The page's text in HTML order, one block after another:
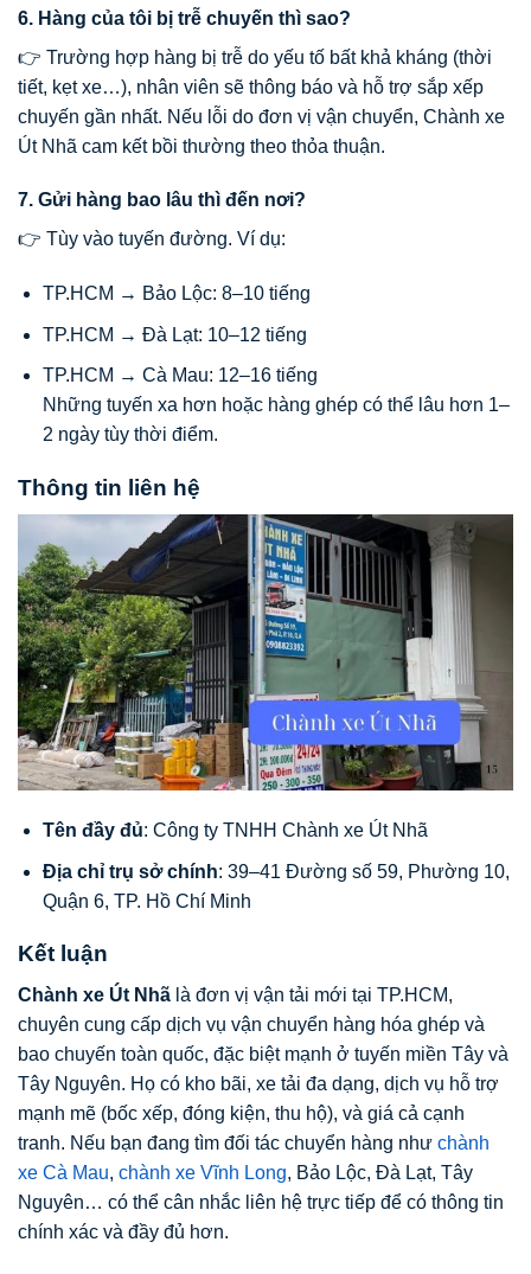
6. Hàng của tôi bị trễ chuyến thì sao?
👉 Trường hợp hàng bị trễ do yếu tố bất khả kháng (thời
tiết, kẹt xe…), nhân viên sẽ thông báo và hỗ trợ sắp xếp
chuyến gần nhất. Nếu lỗi do đơn vị vận chuyển, Chành xe
Út Nhã cam kết bồi thường theo thỏa thuận.
7. Gửi hàng bao lâu thì đến nơi?
👉 Tùy vào tuyến đường. Ví dụ:
TP.HCM → Bảo Lộc: 8–10 tiếng
TP.HCM → Đà Lạt: 10–12 tiếng
TP.HCM → Cà Mau: 12–16 tiếng
Những tuyến xa hơn hoặc hàng ghép có thể lâu hơn 1–
2 ngày tùy thời điểm.
Thông tin liên hệ
Tên đầy đủ: Công ty TNHH Chành xe Út Nhã
Địa chỉ trụ sở chính: 39–41 Đường số 59, Phường 10,
Quận 6, TP. Hồ Chí Minh
Kết luận
Chành xe Út Nhã là đơn vị vận tải mới tại TP.HCM,
chuyên cung cấp dịch vụ vận chuyển hàng hóa ghép và
bao chuyến toàn quốc, đặc biệt mạnh ở tuyến miền Tây và
Tây Nguyên. Họ có kho bãi, xe tải đa dạng, dịch vụ hỗ trợ
mạnh mẽ (bốc xếp, đóng kiện, thu hộ), và giá cả cạnh
tranh. Nếu bạn đang tìm đối tác chuyển hàng như chành
xe Cà Mau, chành xe Vĩnh Long, Bảo Lộc, Đà Lạt, Tây
Nguyên… có thể cân nhắc liên hệ trực tiếp để có thông tin
chính xác và đầy đủ hơn.